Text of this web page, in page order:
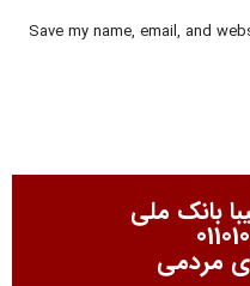
Save my name, email, and
بانک ملی
مردمی